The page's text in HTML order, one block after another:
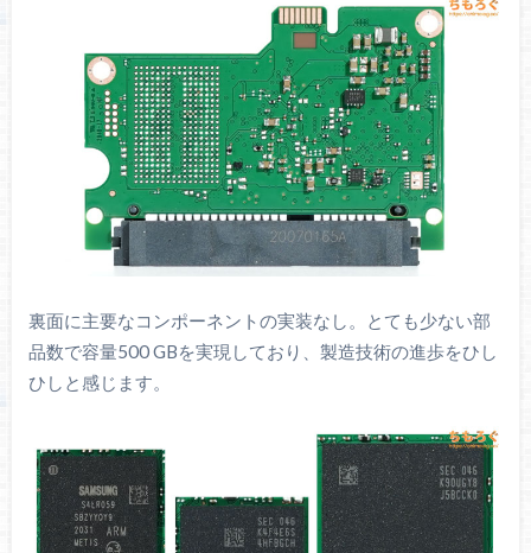
裏面に主要なコンポーネントの実装なし。とても少ない部
品数で容量500 GBを実現しており、製造技術の進歩をひし
ひしと感じます。